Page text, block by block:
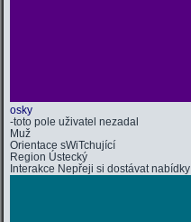
osky
-toto pole uživatel nezadal
Muž
Orientace sWiTchující
Region Ústecký
Interakce Nepřeji si dostávat nabídky